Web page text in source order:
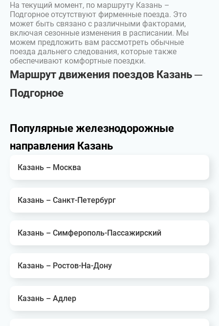
На текущий момент, по маршруту Казань –
Подгорное отсутствуют фирменные поезда. Это
может быть связано с различными факторами,
включая сезонные изменения в расписании. Мы
можем предложить вам рассмотреть обычные
поезда дальнего следования, которые также
обеспечивают комфортные поездки.
Маршрут движения поездов Казань ─
Подгорное
Популярные железнодорожные
направления Казань
Казань – Москва
Казань – Санкт-Петербург
Казань – Симферополь-Пассажирский
Казань – Ростов-На-Дону
Казань – Адлер